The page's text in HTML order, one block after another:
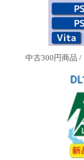
中古300円商品 /